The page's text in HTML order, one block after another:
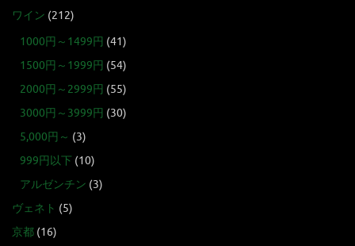
ワイン (212)
1000円～1499円 (41)
1500円～1999円 (54)
2000円～2999円 (55)
3000円～3999円 (30)
5,000円～ (3)
999円以下 (10)
アルゼンチン (3)
ヴェネト (5)
京都 (16)